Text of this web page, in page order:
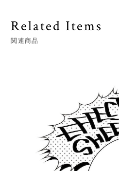
Related Items
関連商品